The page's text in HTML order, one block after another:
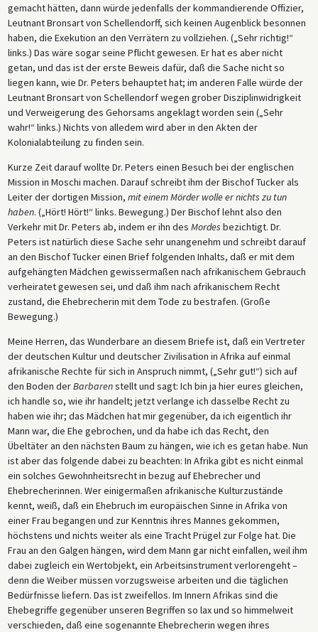
gemacht hätten, dann würde jedenfalls der kommandierende Offizier,
Leutnant Bronsart von Schellendorff, sich keinen Augenblick besonnen
haben, die Exekution an den Verrätern zu vollziehen. („Sehr richtig!“
links.) Das wäre sogar seine Pflicht gewesen. Er hat es aber nicht
getan, und das ist der erste Beweis dafür, daß die Sache nicht so
liegen kann, wie Dr. Peters behauptet hat; im anderen Falle würde der
Leutnant Bronsart von Schellendorf wegen grober Disziplinwidrigkeit
und Verweigerung des Gehorsams angeklagt worden sein („Sehr
wahr!“ links.) Nichts von alledem wird aber in den Akten der
Kolonialabteilung zu finden sein.
Kurze Zeit darauf wollte Dr. Peters einen Besuch bei der englischen
Mission in Moschi machen. Darauf schreibt ihm der Bischof Tucker als
Leiter der dortigen Mission, mit einem Mörder wolle er nichts zu tun
haben. („Hört! Hört!“ links. Bewegung.) Der Bischof lehnt also den
Verkehr mit Dr. Peters ab, indem er ihn des Mordes bezichtigt. Dr.
Peters ist natürlich diese Sache sehr unangenehm und schreibt darauf
an den Bischof Tucker einen Brief folgenden Inhalts, daß er mit dem
aufgehängten Mädchen gewissermaßen nach afrikanischem Gebrauch
verheiratet gewesen sei, und daß ihm nach afrikanischem Recht
zustand, die Ehebrecherin mit dem Tode zu bestrafen. (Große
Bewegung.)
Meine Herren, das Wunderbare an diesem Briefe ist, daß ein Vertreter
der deutschen Kultur und deutscher Zivilisation in Afrika auf einmal
afrikanische Rechte für sich in Anspruch nimmt, („Sehr gut!“) sich auf
den Boden derBarbarenstellt und sagt: Ich bin ja hier eures gleichen,
ich handle so, wie ihr handelt; jetzt verlange ich dasselbe Recht zu
haben wie ihr; das Mädchen hat mir gegenüber, da ich eigentlich ihr
Mann war, die Ehe gebrochen, und da habe ich das Recht, den
Übeltäter an den nächsten Baum zu hängen, wie ich es getan habe. Nun
ist aber das folgende dabei zu beachten: In Afrika gibt es nicht einmal
ein solches Gewohnheitsrecht in bezug auf Ehebrecher und
Ehebrecherinnen. Wer einigermaßen afrikanische Kulturzustände
kennt, weiß, daß ein Ehebruch im europäischen Sinne in Afrika von
einer Frau begangen und zur Kenntnis ihres Mannes gekommen,
höchstens und nichts weiter als eine Tracht Prügel zur Folge hat. Die
Frau an den Galgen hängen, wird dem Mann gar nicht einfallen, weil ihm
dabei zugleich ein Wertobjekt, ein Arbeitsinstrument verlorengeht –
denn die Weiber müssen vorzugsweise arbeiten und die täglichen
Bedürfnisse liefern. Das ist zweifellos. Im Innern Afrikas sind die
Ehebegriffe gegenüber unseren Begriffen so lax und so himmelweit
verschieden, daß eine sogenannte Ehebrecherin wegen ihres